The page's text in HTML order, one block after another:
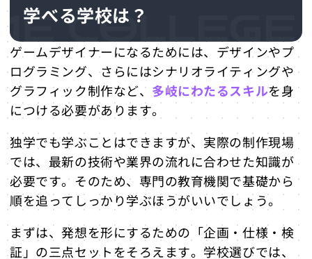
学べる学校は？
ゲームデザイナーになるためには、デザインやプ
ログラミング、さらにはシナリオライティングや
グラフィック制作など、 多岐にわたるスキルを身
につける必要があります。
独学でも学ぶことはできますが、実際の制作現場
では、最新の技術や業界の流れに合わせた知識が
必要です。そのため、専門の教育機関で基礎から
順を追ってしっかり学ぶほうがいいでしょう。
まずは、発想を形にするための「企画・仕様・検
証」の三点セットをそろえます。学校選びでは、